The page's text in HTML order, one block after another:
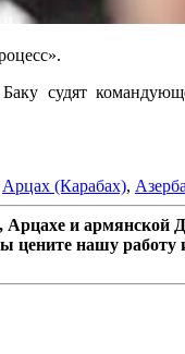
судят
Арцах (Карабах),
и армянской
цените нашу